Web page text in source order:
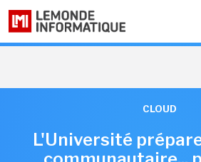
CLOUD
L'Université